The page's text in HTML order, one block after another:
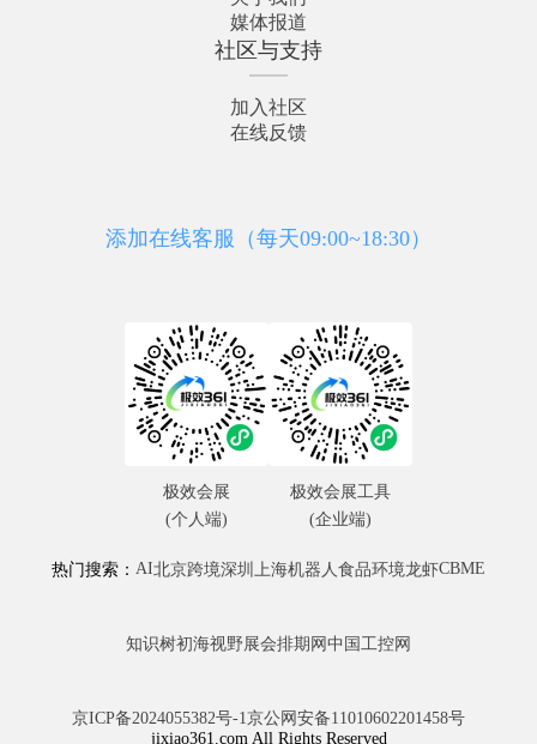
媒体报道
社区与支持
加入社区
在线反馈
添加在线客服（每天09:00~18:30）
热门搜索： AI北京跨境深圳 上海机器人食品环境龙虾CBME
知识树初海视野展会排期网 中国工控网
京ICP备2024055382号-1京公网安备11010602201458号
jixiao361.com All Rights Reserved
极效会展
(个人端)
极效会展工具
(企业端)